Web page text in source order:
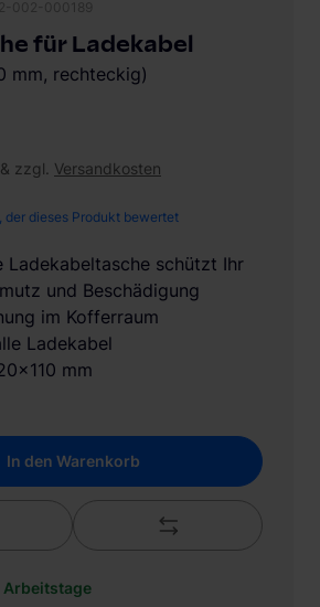
zzgl. Versandkosten
der dieses Produkt bewertet
Ladekabeltasche schützt Ihr
und Beschädigung
im Kofferraum
Ladekabel
mm
In den Warenkorb
Arbeitstage
für Ladekabel
mm, rechteckig)